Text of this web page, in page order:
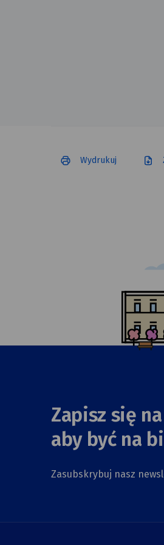
Wydrukuj
Zapisz się
aby być na
Zasubskrybuj nasz